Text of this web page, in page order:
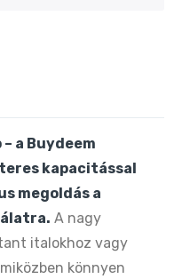
450 ml + 20 db
a Buydeem
kapacitással
megoldás a
A nagy
italokhoz vagy
könnyen